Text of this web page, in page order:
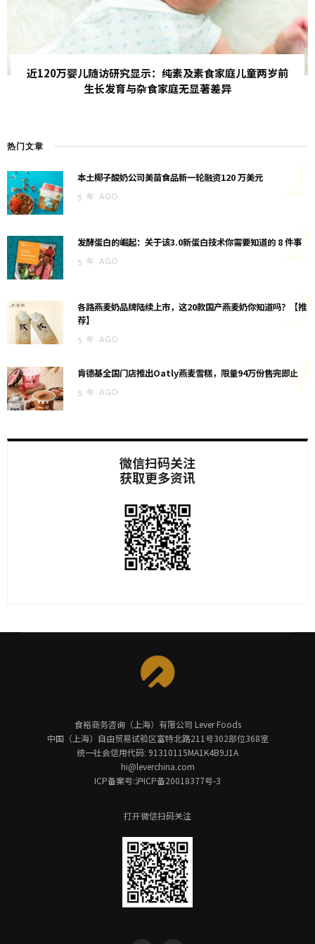
近120万婴儿随访研究显示：纯素及素食家庭儿童两岁前
生长发育与杂食家庭无显著差异
热门文章
本土椰子酸奶公司美苗食品新一轮融资120 万美元
5 年 AGO
发酵蛋白的崛起：关于该3.0新蛋白技术你需要知道的 8 件事
5 年 AGO 2
各路燕麦奶品牌陆续上市，这20款国产燕麦奶你知道吗？【推
荐】
5 年 AGO
3
肯德基全国门店推出Oatly燕麦雪糕，限量94万份售完即止
5 年 AGO 4
微信扫码关注
获取更多资讯
食裕商务咨询（上海）有限公司 Lever Foods
中国（上海）自由贸易试验区富特北路211号302部位368室
统一社会信用代码: 91310115MA1K4B9J1A
hi@leverchina.com
ICP备案号:沪ICP备20018377号-3
打开微信扫码关注